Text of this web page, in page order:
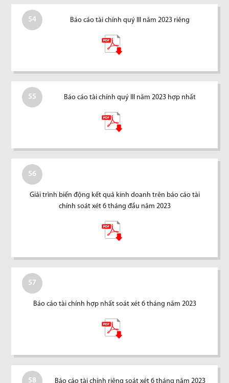
54 Báo cáo tài chính quý III năm 2023 riêng
55 Báo cáo tài chính quý III năm 2023 hợp nhất
56
Giải trình biến động kết quả kinh doanh trên báo cáo tài
chính soát xét 6 tháng đầu năm 2023
57
Báo cáo tài chính hợp nhất soát xét 6 tháng năm 2023
58 Báo cáo tài chính riêng soát xét 6 tháng năm 2023